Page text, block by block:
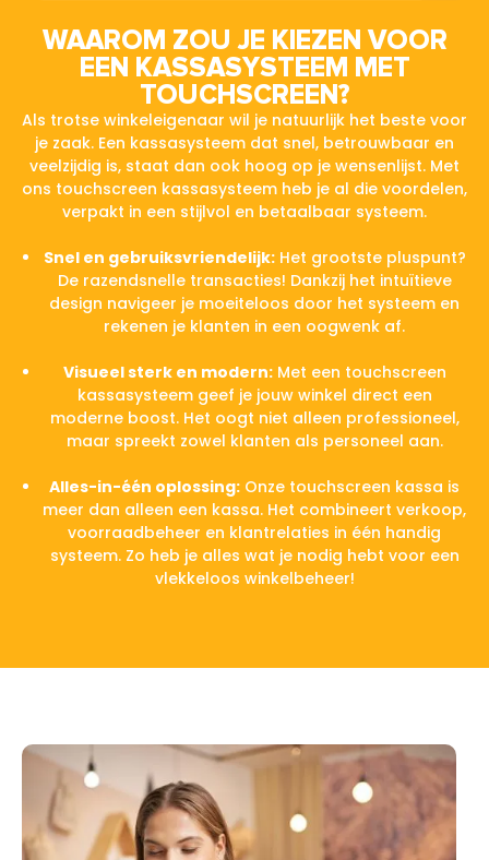
WAAROM ZOU JE KIEZEN VOOR
EEN KASSASYSTEEM MET
TOUCHSCREEN?
Als trotse winkeleigenaar wil je natuurlijk het beste voor
je zaak. Een kassasysteem dat snel, betrouwbaar en
veelzijdig is, staat dan ook hoog op je wensenlijst. Met
ons touchscreen kassasysteem heb je al die voordelen,
verpakt in een stijlvol en betaalbaar systeem.
Snel en gebruiksvriendelijk:Het grootste pluspunt?
De razendsnelle transacties! Dankzij het intuïtieve
design navigeer je moeiteloos door het systeem en
rekenen je klanten in een oogwenk af.
Visueel sterk en modern:Met een touchscreen
kassasysteem geef je jouw winkel direct een
moderne boost. Het oogt niet alleen professioneel,
maar spreekt zowel klanten als personeel aan.
Alles-in-één oplossing: Onze touchscreen kassa is
meer dan alleen een kassa. Het combineert verkoop,
voorraadbeheer en klantrelaties in één handig
systeem. Zo heb je alles wat je nodig hebt voor een
vlekkeloos winkelbeheer!